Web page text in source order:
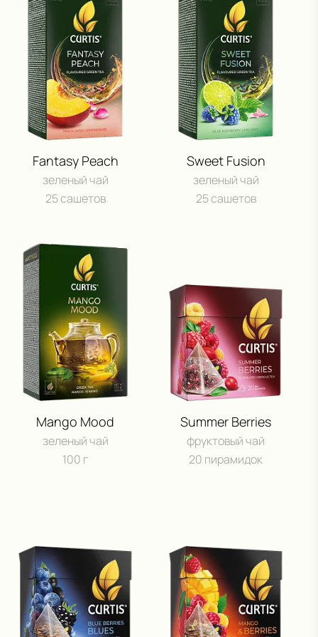
Fantasy Peach
зеленый чай
25 сашетов
Sweet Fusion
зеленый чай
25 сашетов
Mango Mood
зеленый чай
100 г
Summer Berries
фруктовый чай
20 пирамидок
Сроки акции: с 1 августа 2025 по 15 мая 2026. Подробнее: click.ru/3EJHAe